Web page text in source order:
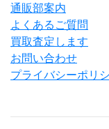
通販部案内
よくあるご質問
買取査定します
お問い合わせ
プライバシーポリ